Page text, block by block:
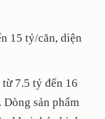
15 tỷ/căn, diện
7.5 tỷ đến 16
sản phẩm